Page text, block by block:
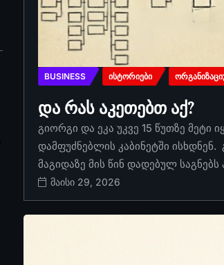
BUSINESS ᲘᲡᲢᲝᲠᲘᲔᲑᲘ
და რას აკეთებთ აქ?
გიორგი და ეკა უკვე 15 წუთზე მეტი
დამფუძნებლის კაბინეტში
მაგიდაზე მის წინ დადებულ
მაისი 29, 2026